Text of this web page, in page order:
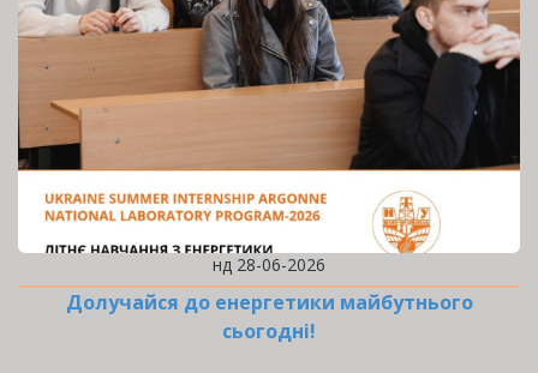
нд 28-06-2026
Долучайся до енергетики майбутнього
сьогодні!